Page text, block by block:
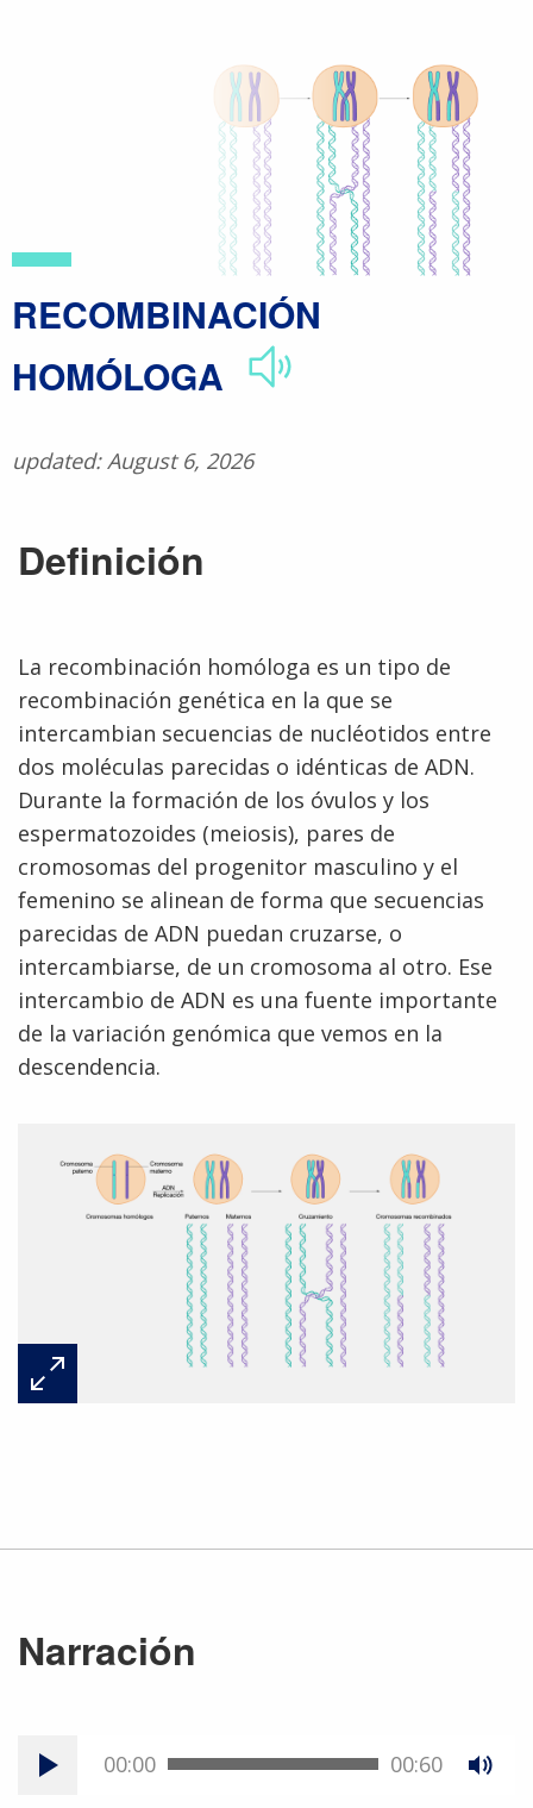
RECOMBINACIÓN
HOMÓLOGA
updated: August 6, 2026
Definición
La recombinación homóloga es un tipo de
recombinación genética en la que se
intercambian secuencias de nucléotidos entre
dos moléculas parecidas o idénticas de ADN.
Durante la formación de los óvulos y los
espermatozoides (meiosis), pares de
cromosomas del progenitor masculino y el
femenino se alinean de forma que secuencias
parecidas de ADN puedan cruzarse, o
intercambiarse, de un cromosoma al otro. Ese
intercambio de ADN es una fuente importante
de la variación genómica que vemos en la
descendencia.
Narración
00:00 00:60